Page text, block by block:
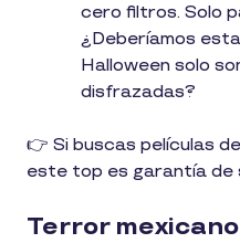
cero filtros. Solo
¿Deberíamos
Halloween solo
disfrazadas?
👉 Si buscas películas
este top es garantía de
Terror mexicano